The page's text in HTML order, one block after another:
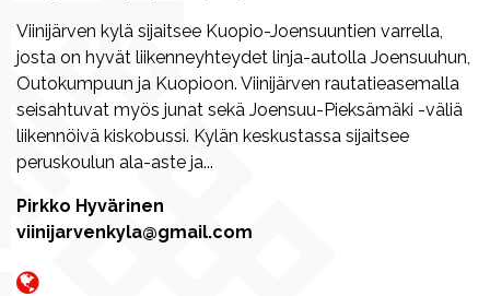
Viinijärven kylä sijaitsee Kuopio-Joensuuntien varrella,
josta on hyvät liikenneyhteydet linja-autolla Joensuuhun,
Outokumpuun ja Kuopioon. Viinijärven rautatieasemalla
seisahtuvat myös junat sekä Joensuu-Pieksämäki -väliä
liikennöivä kiskobussi. Kylän keskustassa sijaitsee
peruskoulun ala-aste ja...
Pirkko Hyvärinen
viinijarvenkyla@gmail.com